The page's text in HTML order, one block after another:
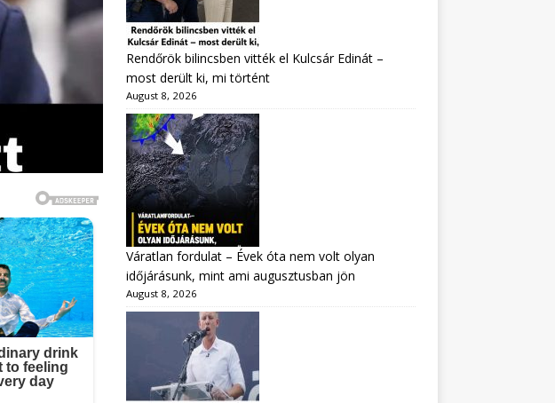
Rendőrök bilincsben vitték el Kulcsár Edinát –
most derült ki, mi történt
August 8, 2026
Váratlan fordulat – Évek óta nem volt olyan
időjárásunk, mint ami augusztusban jön
August 8, 2026